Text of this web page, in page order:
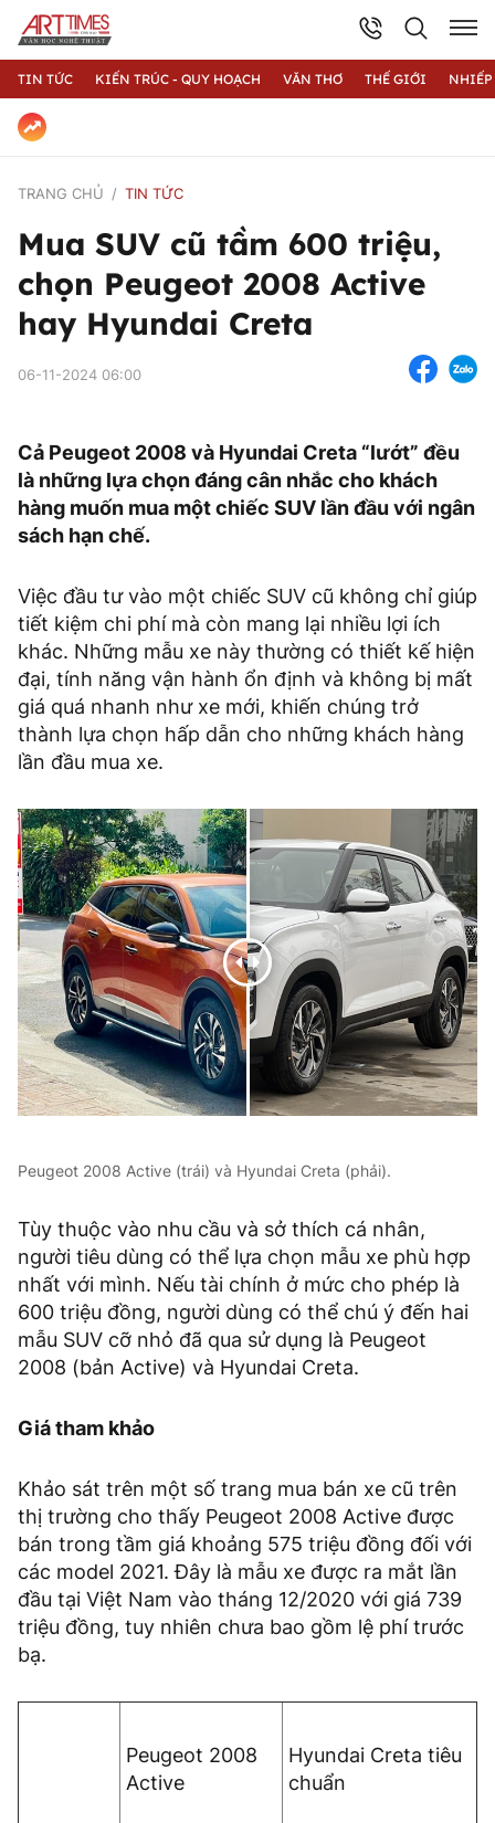
TIN TỨC KIẾN TRÚC - QUY HOẠCH VĂN THƠ THẾ GIỚI
TRANG CHỦ TIN TỨC
Mua SUV cũ tầm 600 triệu,
chọn Peugeot 2008 Active
hay Hyundai Creta
06-11-2024 06:00
Cả Peugeot 2008 và Hyundai Creta “lướt” đều
là những lựa chọn đáng cân nhắc cho khách
hàng muốn mua một chiếc SUV lần đầu với ngân
sách hạn chế.
Việc đầu tư vào một chiếc SUV cũ không chỉ giúp
tiết kiệm chi phí mà còn mang lại nhiều lợi ích
khác. Những mẫu xe này thường có thiết kế hiện
đại, tính năng vận hành ổn định và không bị mất
giá quá nhanh như xe mới, khiến chúng trở
thành lựa chọn hấp dẫn cho những khách hàng
lần đầu mua xe.
Peugeot 2008 Active (trái) và Hyundai Creta (phải).
Tùy thuộc vào nhu cầu và sở thích cá nhân,
người tiêu dùng có thể lựa chọn mẫu xe phù hợp
nhất với mình. Nếu tài chính ở mức cho phép là
600 triệu đồng, người dùng có thể chú ý đến hai
mẫu SUV cỡ nhỏ đã qua sử dụng là Peugeot
2008 (bản Active) và Hyundai Creta.
Giá tham khảo
Khảo sát trên một số trang mua bán xe cũ trên
thị trường cho thấy Peugeot 2008 Active được
bán trong tầm giá khoảng 575 triệu đồng đối với
các model 2021. Đây là mẫu xe được ra mắt lần
đầu tại Việt Nam vào tháng 12/2020 với giá 739
triệu đồng, tuy nhiên chưa bao gồm lệ phí trước
bạ.
Peugeot 2008
Active
Hyundai Creta tiêu
chuẩn